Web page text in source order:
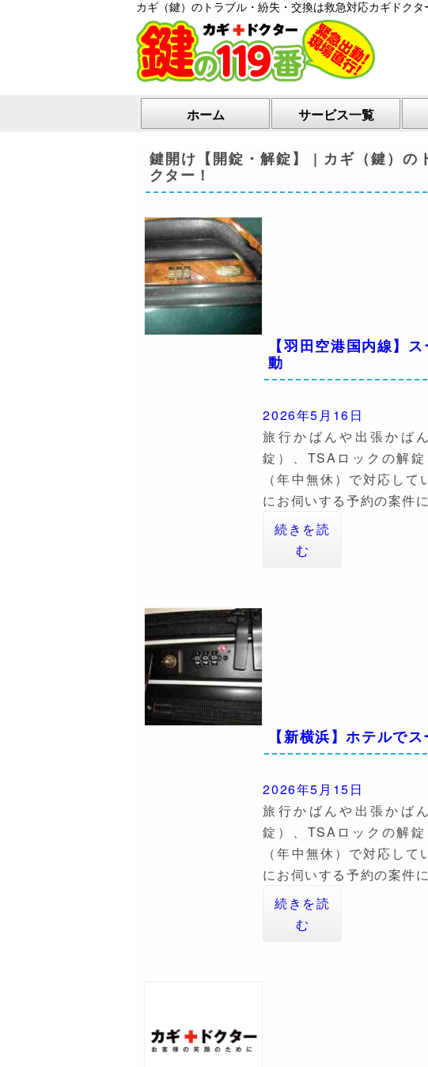
カギ（鍵）のトラブル・紛失・交換は救急対応カギドクタ
ホーム サービス一覧
鍵開け【開錠・解錠】 | カギ（鍵）の
クター！
【羽田空港国内線】
動
2026年5月16日
旅行かばんや出張かば
錠）、TSAロックの解
（年中無休）で対応し
にお伺いする予約の案件
続きを読
む
【新横浜】ホテルで
2026年5月15日
旅行かばんや出張かば
錠）、TSAロックの解
（年中無休）で対応し
にお伺いする予約の案件
続きを読
む